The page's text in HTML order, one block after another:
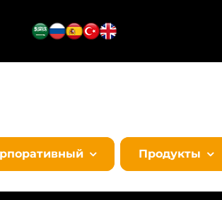
Продукты